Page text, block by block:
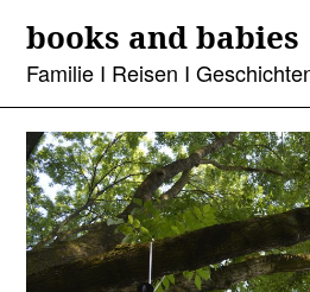
content
books and babies
Familie I Reisen I